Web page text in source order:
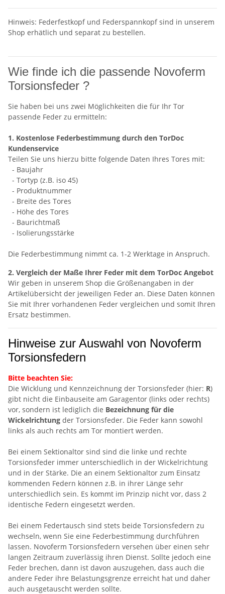
Hinweis: Federfestkopf und Federspannkopf sind in unserem
Shop erhätlich und separat zu bestellen.
Wie finde ich die passende Novoferm
Torsionsfeder ?
Sie haben bei uns zwei Möglichkeiten die für Ihr Tor
passende Feder zu ermitteln:
1. Kostenlose Federbestimmung durch den TorDoc
Kundenservice
Teilen Sie uns hierzu bitte folgende Daten Ihres Tores mit:
- Baujahr
- Tortyp (z.B. iso 45)
- Produktnummer
- Breite des Tores
- Höhe des Tores
- Baurichtmaß
- Isolierungsstärke
Die Federbestimmung nimmt ca. 1-2 Werktage in Anspruch.
2. Vergleich der Maße Ihrer Feder mit dem TorDoc Angebot
Wir geben in unserem Shop die Größenangaben in der
Artikelübersicht der jeweiligen Feder an. Diese Daten können
Sie mit Ihrer vorhandenen Feder vergleichen und somit Ihren
Ersatz bestimmen.
Hinweise zur Auswahl von Novoferm
Torsionsfedern
Bitte beachten Sie:
Die Wicklung und Kennzeichnung der Torsionsfeder (hier: R)
gibt nicht die Einbauseite am Garagentor (links oder rechts)
vor, sondern ist lediglich die Bezeichnung für die
Wickelrichtung der Torsionsfeder. Die Feder kann sowohl
links als auch rechts am Tor montiert werden.
Bei einem Sektionaltor sind sind die linke und rechte
Torsionsfeder immer unterschiedlich in der Wickelrichtung
und in der Stärke. Die an einem Sektionaltor zum Einsatz
kommenden Federn können z.B. in ihrer Länge sehr
unterschiedlich sein. Es kommt im Prinzip nicht vor, dass 2
identische Federn eingesetzt werden.
Bei einem Federtausch sind stets beide Torsionsfedern zu
wechseln, wenn Sie eine Federbestimmung durchführen
lassen. Novoferm Torsionsfedern versehen über einen sehr
langen Zeitraum zuverlässig ihren Dienst. Sollte jedoch eine
Feder brechen, dann ist davon auszugehen, dass auch die
andere Feder ihre Belastungsgrenze erreicht hat und daher
auch ausgetauscht werden sollte.